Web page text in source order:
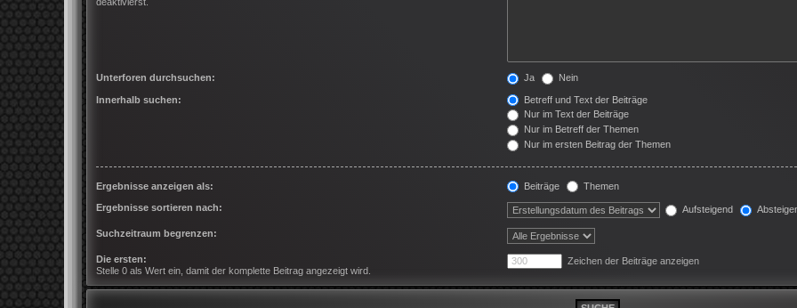
Unterforen durchsuchen: Ja Nein
Innerhalb suchen:
Betreff und Text der Beiträge
Nur im Text der Beiträge
Nur im Betreff der Themen
Nur im ersten Beitrag der Themen
Ergebnisse anzeigen als: Beiträge Themen
Ergebnisse sortieren nach: Aufsteigend
Suchzeitraum begrenzen:
Die ersten:
Stelle 0 als Wert ein, damit der komplette Beitrag angezeigt wird.
Zeichen der Beiträge anzeigen